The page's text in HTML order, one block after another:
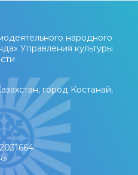
народного
Управления культуры
город Костанай,